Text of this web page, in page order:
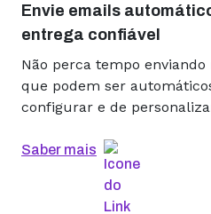
Envie emails
entrega confiável
Não perca tempo
que podem ser
configurar e de
Saber mais